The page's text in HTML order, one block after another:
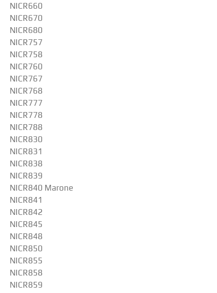
NICR660
NICR670
NICR680
NICR757
NICR758
NICR760
NICR767
NICR768
NICR777
NICR778
NICR788
NICR830
NICR831
NICR838
NICR839
NICR840 Marone
NICR841
NICR842
NICR845
NICR848
NICR850
NICR855
NICR858
NICR859